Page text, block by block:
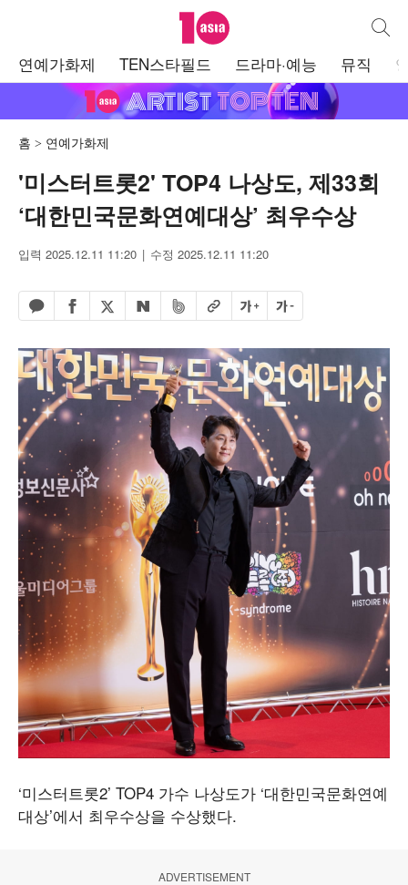
텐아시아 통합
연예가화제 TEN스타필드 드라마·예능 뮤직
홈 연예가화제
'미스터트롯2' TOP4 나상도, 제33회
‘대한민국문화연예대상’ 최우수상
입력 2025.12.11 11:20 수정 2025.12.11 11:20
카카오톡 공유하기
페이스북 공유하기
엑스 공유하기
네이버 공유하기
밴드 공유하기
URL복사글자 크게글자 작게
‘미스터트롯2’ TOP4 가수 나상도가 ‘대한민국문화연예
대상’에서 최우수상을 수상했다.
ADVERTISEMENT